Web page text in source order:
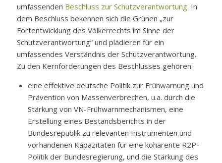
umfassenden Beschluss zur Schutzverantwortung. In
dem Beschluss bekennen sich die Grünen „zur
Fortentwicklung des Völkerrechts im Sinne der
Schutzverantwortung“ und plädieren für ein
umfassendes Verständnis der Schutzverantwortung.
Zu den Kernforderungen des Beschlusses gehören:
eine effektive deutsche Politik zur Frühwarnung und
Prävention von Massenverbrechen, u.a. durch die
Stärkung von VN-Frühwarnmechanismen, eine
Erstellung eines Bestandsberichts in der
Bundesrepublik zu relevanten Instrumenten und
vorhandenen Kapazitäten für eine kohärente R2P-
Politik der Bundesregierung, und die Stärkung des